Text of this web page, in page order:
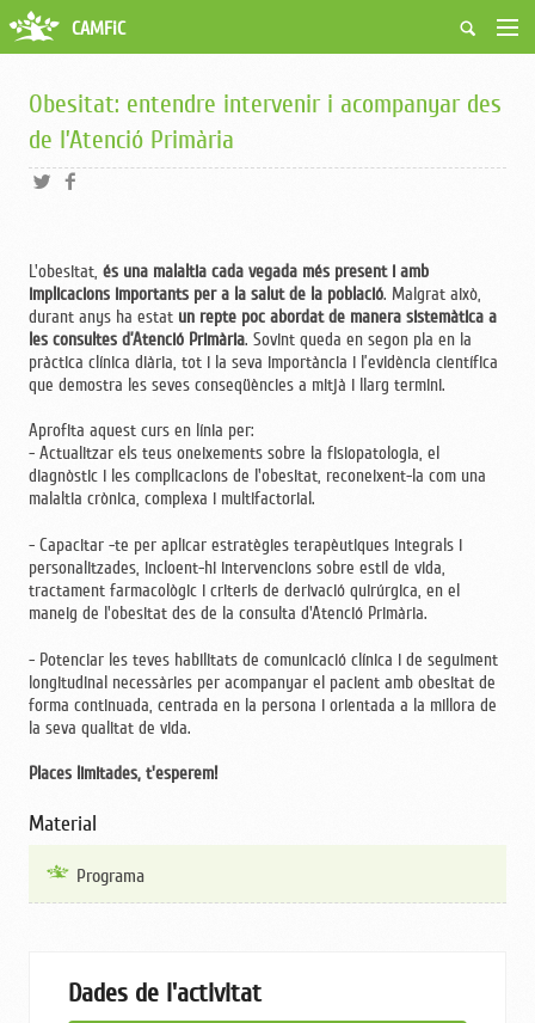
Qui som
Fes-te soci
Borsa de treball
Grups i Vocalies
CAMFiC
Obesitat: entendre intervenir i acompanyar des
de l’Atenció Primària
L'obesitat, és una malaltia cada vegada més present i amb
implicacions importants per a la salut de la població. Malgrat això,
durant anys ha estat un repte poc abordat de manera sistemàtica a
les consultes d’Atenció Primària. Sovint queda en segon pla en la
pràctica clínica diària, tot i la seva importància i l’evidència científica
que demostra les seves conseqüències a mitjà i llarg termini.
Aprofita aquest curs en línia per:
- Actualitzar els teus oneixements sobre la fisiopatologia, el
diagnòstic i les complicacions de l'obesitat, reconeixent-la com una
malaltia crònica, complexa i multifactorial.
- Capacitar -te per aplicar estratègies terapèutiques integrals i
personalitzades, incloent-hi intervencions sobre estil de vida,
tractament farmacològic i criteris de derivació quirúrgica, en el
maneig de l'obesitat des de la consulta d'Atenció Primària.
- Potenciar les teves habilitats de comunicació clínica i de seguiment
longitudinal necessàries per acompanyar el pacient amb obesitat de
forma continuada, centrada en la persona i orientada a la millora de
la seva qualitat de vida.
Places limitades, t'esperem!
Material
Programa
Dades de l'activitat